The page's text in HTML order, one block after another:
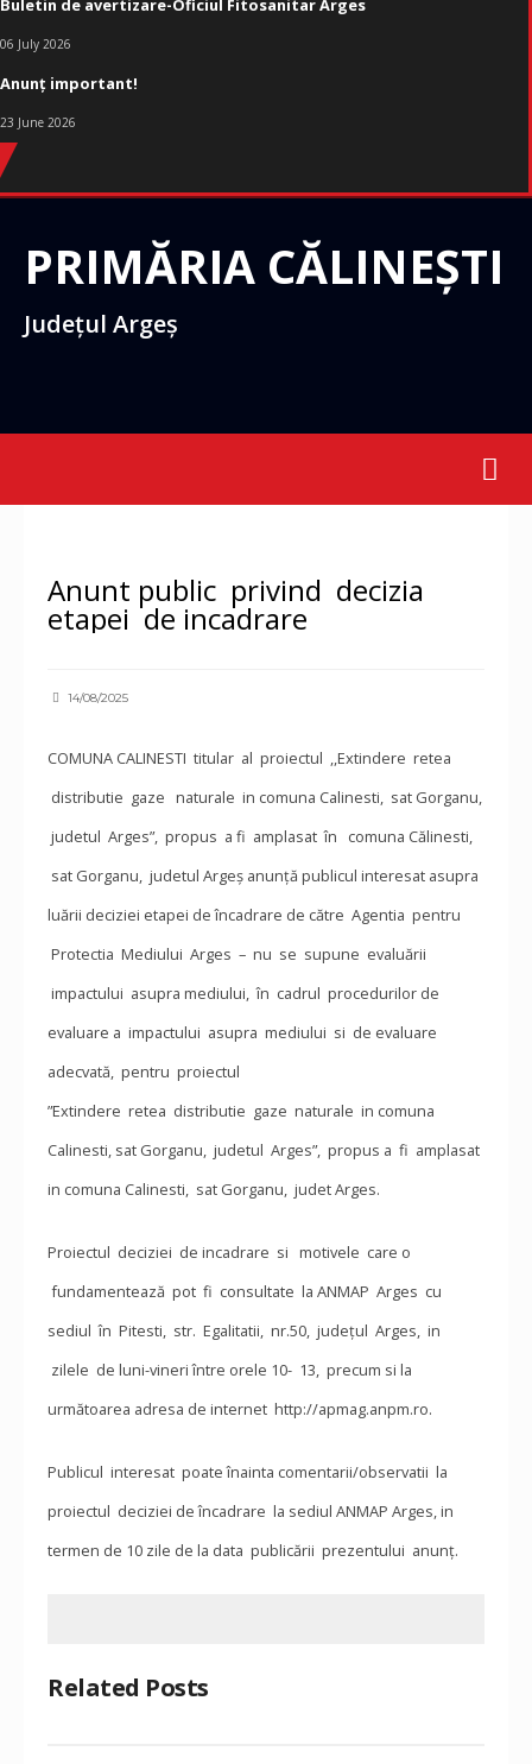
Buletin de avertizare-Oficiul Fitosanitar Arges
06 July 2026
Anunț important!
23 June 2026
PRIMĂRIA CĂLINEȘTI
Județul Argeș
Anunt public privind decizia
etapei de incadrare
14/08/2025
COMUNA CALINESTI titular al proiectul ,,Extindere retea
distributie gaze naturale in comuna Calinesti, sat Gorganu,
judetul Arges”, propus a fi amplasat în comuna Călinesti,
sat Gorganu, judetul Argeș anunță publicul interesat asupra
luării deciziei etapei de încadrare de către Agentia pentru
Protectia Mediului Arges – nu se supune evaluării
impactului asupra mediului, în cadrul procedurilor de
evaluare a impactului asupra mediului si de evaluare
adecvată, pentru proiectul
”Extindere retea distributie gaze naturale in comuna
Calinesti, sat Gorganu, judetul Arges”, propus a fi amplasat
in comuna Calinesti, sat Gorganu, judet Arges.
Proiectul deciziei de incadrare si motivele care o
fundamentează pot fi consultate la ANMAP Arges cu
sediul în Pitesti, str. Egalitatii, nr.50, județul Arges, in
zilele de luni-vineri între orele 10- 13, precum si la
următoarea adresa de internet http://apmag.anpm.ro.
Publicul interesat poate înainta comentarii/observatii la
proiectul deciziei de încadrare la sediul ANMAP Arges, in
termen de 10 zile de la data publicării prezentului anunț.
Related Posts